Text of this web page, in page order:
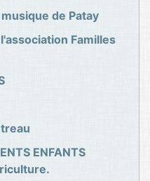
de Patay
Familles
ENFANTS